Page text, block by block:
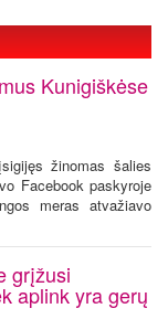
Kunigiškėse
žinomas šalies
Facebook paskyroje
meras atvažiavo
grįžusi
aplink yra gerų